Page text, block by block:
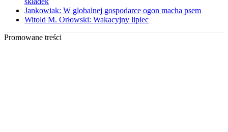
Jankowiak: W globalnej gospodarce ogon macha psem
Witold M. Orłowski: Wakacyjny lipiec
Promowane treści